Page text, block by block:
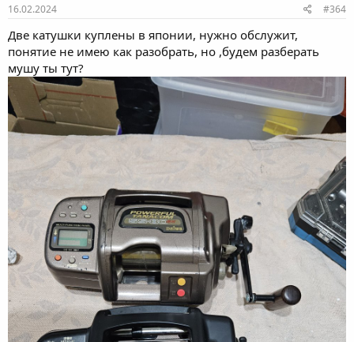
16.02.2024 #364
Две катушки куплены в японии, нужно обслужит,
понятие не имею как разобрать, но ,будем разберать
мушу ты тут?